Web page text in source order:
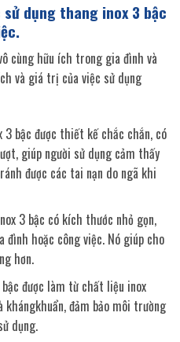
dụng thang inox 3 bậc
cùng hữu ích trong gia đình và
và giá trị của việc sử dụng
bậc được thiết kế chắc chắn, có
giúp người sử dụng cảm thấy
được các tai nạn do ngã khi
3 bậc có kích thước nhỏ gọn,
hoặc công việc. Nó giúp cho
hơn.
được làm từ chất liệu inox
khángkhuẩn, đảm bảo môi trường
dụng.